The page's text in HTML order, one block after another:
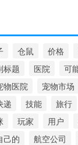
仓鼠 价格
标题 医院 可
物医院 宠物市场
递 技能 旅行
玩家 用户
己的 航空公司